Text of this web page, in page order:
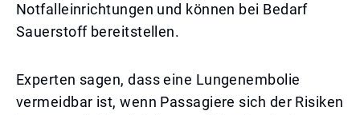
Notfalleinrichtungen und können bei Bedarf
Sauerstoff bereitstellen.
Experten sagen, dass eine Lungenembolie
vermeidbar ist, wenn Passagiere sich der Risiken